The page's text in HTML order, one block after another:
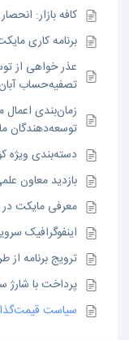
کافه بازار:
برنامه کاری مایکت
عذر خواهی از
تصفیه‌حساب
توسعه‌دهندگان
دسته‌بندی ویژه
بازدید معاون
معرفی مایکت
اینفوگرافیک
ترویج برنامه
پرداخت با شارژ
سیاست